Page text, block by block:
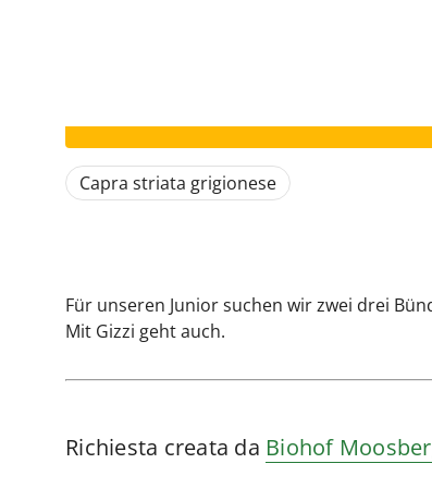
Capra striata grigionese
Für unseren Junior suchen wir zwei drei
Mit Gizzi geht auch.
Richiesta creata da Biohof